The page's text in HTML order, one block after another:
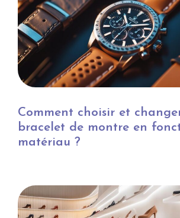
Comment choisir et
bracelet de montre en
matériau ?